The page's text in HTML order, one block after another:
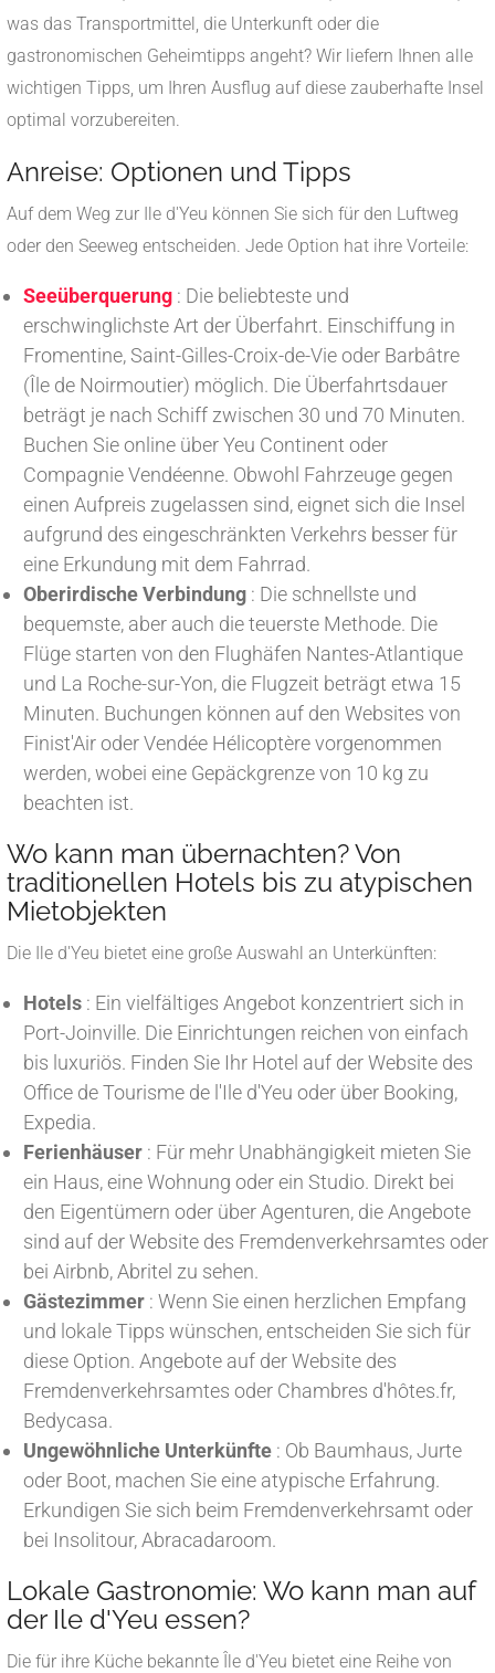
was das Transportmittel, die Unterkunft oder die
gastronomischen Geheimtipps angeht? Wir liefern Ihnen alle
wichtigen Tipps, um Ihren Ausflug auf diese zauberhafte Insel
optimal vorzubereiten.
Anreise: Optionen und Tipps
Auf dem Weg zur Ile d'Yeu können Sie sich für den Luftweg
oder den Seeweg entscheiden. Jede Option hat ihre Vorteile:
Seeüberquerung : Die beliebteste und
erschwinglichste Art der Überfahrt. Einschiffung in
Fromentine, Saint-Gilles-Croix-de-Vie oder Barbâtre
(Île de Noirmoutier) möglich. Die Überfahrtsdauer
beträgt je nach Schiff zwischen 30 und 70 Minuten.
Buchen Sie online über Yeu Continent oder
Compagnie Vendéenne. Obwohl Fahrzeuge gegen
einen Aufpreis zugelassen sind, eignet sich die Insel
aufgrund des eingeschränkten Verkehrs besser für
eine Erkundung mit dem Fahrrad.
Oberirdische Verbindung : Die schnellste und
bequemste, aber auch die teuerste Methode. Die
Flüge starten von den Flughäfen Nantes-Atlantique
und La Roche-sur-Yon, die Flugzeit beträgt etwa 15
Minuten. Buchungen können auf den Websites von
Finist'Air oder Vendée Hélicoptère vorgenommen
werden, wobei eine Gepäckgrenze von 10 kg zu
beachten ist.
Wo kann man übernachten? Von
traditionellen Hotels bis zu atypischen
Mietobjekten
Die Ile d'Yeu bietet eine große Auswahl an Unterkünften:
Hotels : Ein vielfältiges Angebot konzentriert sich in
Port-Joinville. Die Einrichtungen reichen von einfach
bis luxuriös. Finden Sie Ihr Hotel auf der Website des
Office de Tourisme de l'Ile d'Yeu oder über Booking,
Expedia.
Ferienhäuser : Für mehr Unabhängigkeit mieten Sie
ein Haus, eine Wohnung oder ein Studio. Direkt bei
den Eigentümern oder über Agenturen, die Angebote
sind auf der Website des Fremdenverkehrsamtes oder
bei Airbnb, Abritel zu sehen.
Gästezimmer : Wenn Sie einen herzlichen Empfang
und lokale Tipps wünschen, entscheiden Sie sich für
diese Option. Angebote auf der Website des
Fremdenverkehrsamtes oder Chambres d'hôtes.fr,
Bedycasa.
Ungewöhnliche Unterkünfte : Ob Baumhaus, Jurte
oder Boot, machen Sie eine atypische Erfahrung.
Erkundigen Sie sich beim Fremdenverkehrsamt oder
bei Insolitour, Abracadaroom.
Lokale Gastronomie: Wo kann man auf
der Ile d'Yeu essen?
Die für ihre Küche bekannte Île d'Yeu bietet eine Reihe von